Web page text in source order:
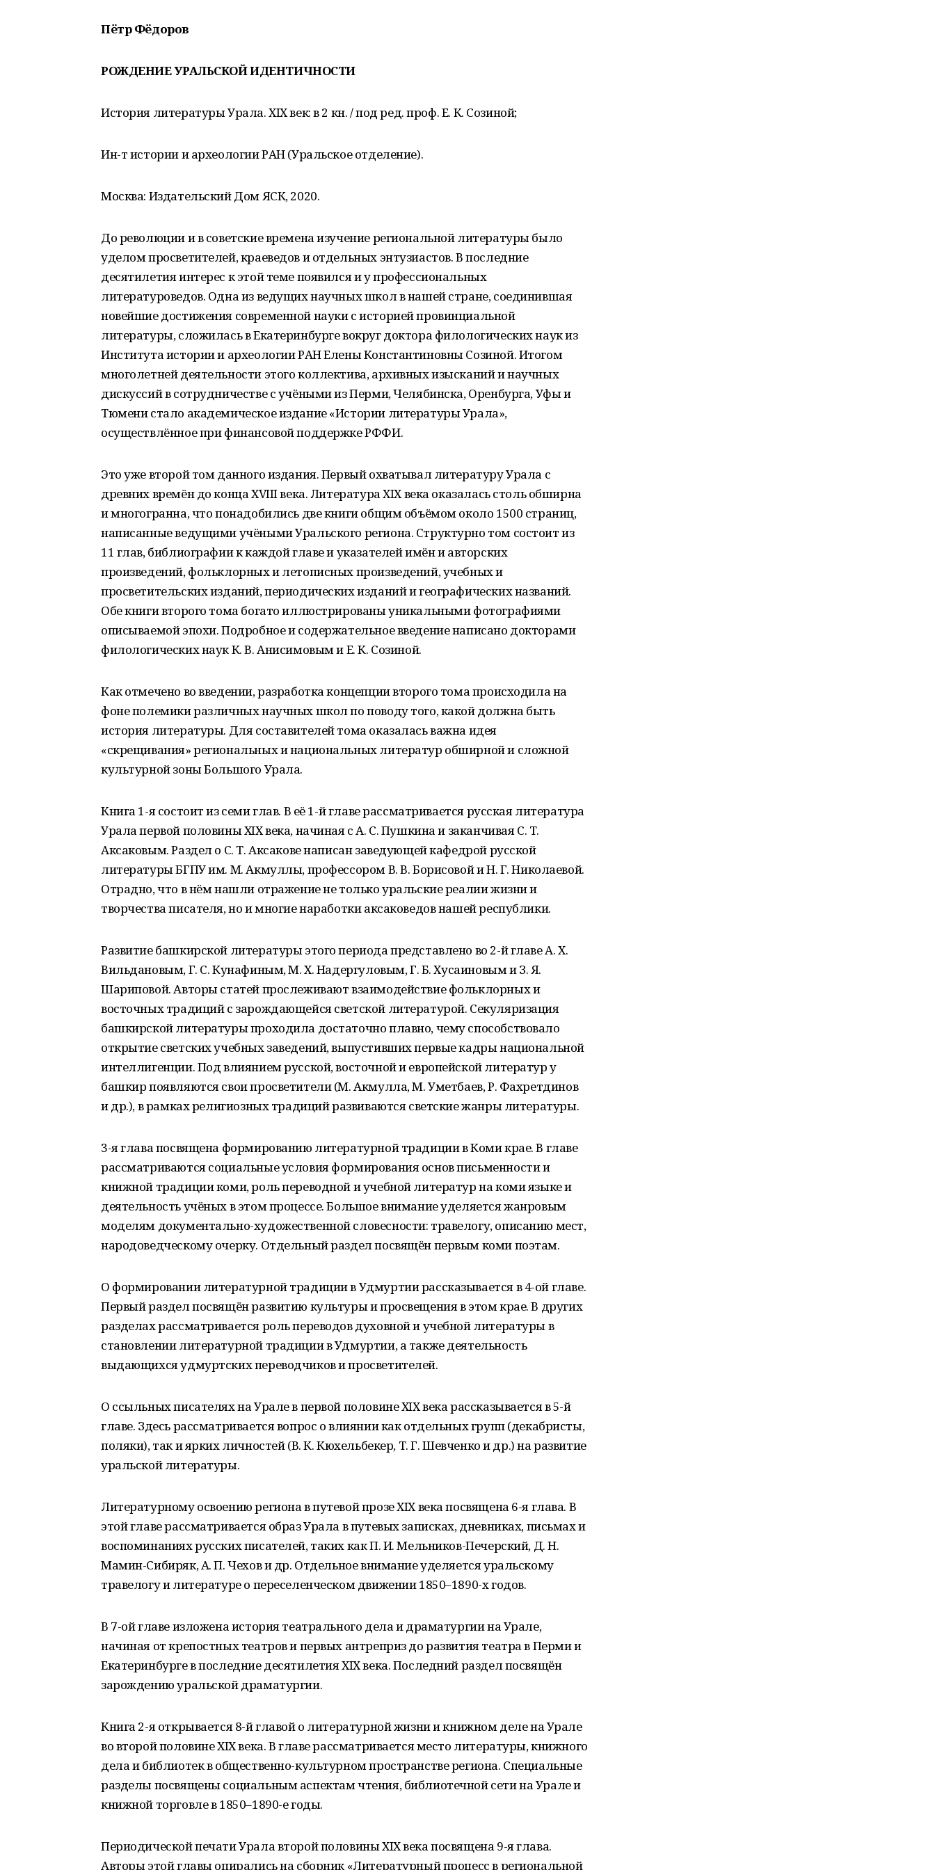
Пётр Фёдоров
РОЖДЕНИЕ УРАЛЬСКОЙ ИДЕНТИЧНОСТИ
История литературы Урала. ХIХ век: в 2 кн. / под ред. проф. Е. К. Созиной;
Ин-т истории и археологии РАН (Уральское отделение).
Москва: Издательский Дом ЯСК, 2020.
До революции и в советские времена изучение региональной литературы было
уделом просветителей, краеведов и отдельных энтузиастов. В последние
десятилетия интерес к этой теме появился и у профессиональных
литературоведов. Одна из ведущих научных школ в нашей стране, соединившая
новейшие достижения современной науки с историей провинциальной
литературы, сложилась в Екатеринбурге вокруг доктора филологических наук из
Института истории и археологии РАН Елены Константиновны Созиной. Итогом
многолетней деятельности этого коллектива, архивных изысканий и научных
дискуссий в сотрудничестве с учёными из Перми, Челябинска, Оренбурга, Уфы и
Тюмени стало академическое издание «Истории литературы Урала»,
осуществлённое при финансовой поддержке РФФИ.
Это уже второй том данного издания. Первый охватывал литературу Урала с
древних времён до конца ХVIII века. Литература ХIХ века оказалась столь обширна
и многогранна, что понадобились две книги общим объёмом около 1500 страниц,
написанные ведущими учёными Уральского региона. Структурно том состоит из
11 глав, библиографии к каждой главе и указателей имён и авторских
произведений, фольклорных и летописных произведений, учебных и
просветительских изданий, периодических изданий и географических названий.
Обе книги второго тома богато иллюстрированы уникальными фотографиями
описываемой эпохи. Подробное и содержательное введение написано докторами
филологических наук К. В. Анисимовым и Е. К. Созиной.
Как отмечено во введении, разработка концепции второго тома происходила на
фоне полемики различных научных школ по поводу того, какой должна быть
история литературы. Для составителей тома оказалась важна идея
«скрещивания» региональных и национальных литератур обширной и сложной
культурной зоны Большого Урала.
Книга 1-я состоит из семи глав. В её 1-й главе рассматривается русская литература
Урала первой половины ХIХ века, начиная с А. С. Пушкина и заканчивая С. Т.
Аксаковым. Раздел о С. Т. Аксакове написан заведующей кафедрой русской
литературы БГПУ им. М. Акмуллы, профессором В. В. Борисовой и Н. Г. Николаевой.
Отрадно, что в нём нашли отражение не только уральские реалии жизни и
творчества писателя, но и многие наработки аксаковедов нашей республики.
Развитие башкирской литературы этого периода представлено во 2-й главе А. Х.
Вильдановым, Г. С. Кунафиным, М. Х. Надергуловым, Г. Б. Хусаиновым и З. Я.
Шариповой. Авторы статей прослеживают взаимодействие фольклорных и
восточных традиций с зарождающейся светской литературой. Секуляризация
башкирской литературы проходила достаточно плавно, чему способствовало
открытие светских учебных заведений, выпустивших первые кадры национальной
интеллигенции. Под влиянием русской, восточной и европейской литератур у
башкир появляются свои просветители (М. Акмулла, М. Уметбаев, Р. Фахретдинов
и др.), в рамках религиозных традиций развиваются светские жанры литературы.
3-я глава посвящена формированию литературной традиции в Коми крае. В главе
рассматриваются социальные условия формирования основ письменности и
книжной традиции коми, роль переводной и учебной литератур на коми языке и
деятельность учёных в этом процессе. Большое внимание уделяется жанровым
моделям документально-художественной словесности: травелогу, описанию мест,
народоведческому очерку. Отдельный раздел посвящён первым коми поэтам.
О формировании литературной традиции в Удмуртии рассказывается в 4-ой главе.
Первый раздел посвящён развитию культуры и просвещения в этом крае. В других
разделах рассматривается роль переводов духовной и учебной литературы в
становлении литературной традиции в Удмуртии, а также деятельность
выдающихся удмуртских переводчиков и просветителей.
О ссыльных писателях на Урале в первой половине ХIХ века рассказывается в 5-й
главе. Здесь рассматривается вопрос о влиянии как отдельных групп (декабристы,
поляки), так и ярких личностей (В. К. Кюхельбекер, Т. Г. Шевченко и др.) на развитие
уральской литературы.
Литературному освоению региона в путевой прозе ХIХ века посвящена 6-я глава. В
этой главе рассматривается образ Урала в путевых записках, дневниках, письмах и
воспоминаниях русских писателей, таких как П. И. Мельников-Печерский, Д. Н.
Мамин-Сибиряк, А. П. Чехов и др. Отдельное внимание уделяется уральскому
травелогу и литературе о переселенческом движении 1850–1890-х годов.
В 7-ой главе изложена история театрального дела и драматургии на Урале,
начиная от крепостных театров и первых антреприз до развития театра в Перми и
Екатеринбурге в последние десятилетия ХIХ века. Последний раздел посвящён
зарождению уральской драматургии.
Книга 2-я открывается 8-й главой о литературной жизни и книжном деле на Урале
во второй половине ХIХ века. В главе рассматривается место литературы, книжного
дела и библиотек в общественно-культурном пространстве региона. Специальные
разделы посвящены социальным аспектам чтения, библиотечной сети на Урале и
книжной торговле в 1850–1890-е годы.
Периодической печати Урала второй половины ХIХ века посвящена 9-я глава.
Авторы этой главы опирались на сборник «Литературный процесс в региональной